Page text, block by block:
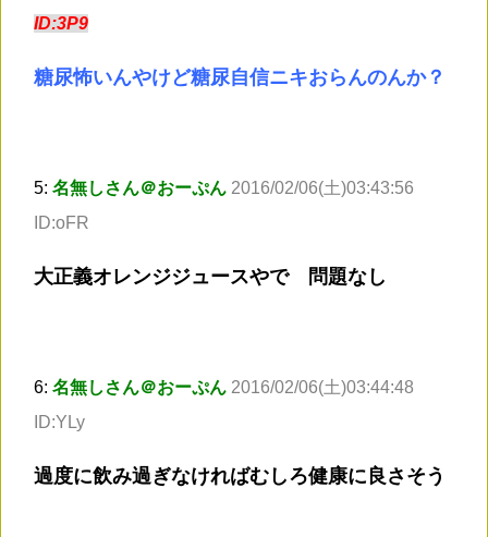
ID:3P9
糖尿怖いんやけど糖尿自信ニキおらんのんか？
5: 名無しさん＠おーぷん 2016/02/06(土)03:43:56
ID:oFR
大正義オレンジジュースやで 問題なし
6: 名無しさん＠おーぷん 2016/02/06(土)03:44:48
ID:YLy
過度に飲み過ぎなければむしろ健康に良さそう